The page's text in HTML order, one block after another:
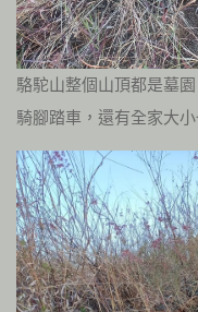
駱駝山整個山頂都是墓
騎腳踏車，還有全家大